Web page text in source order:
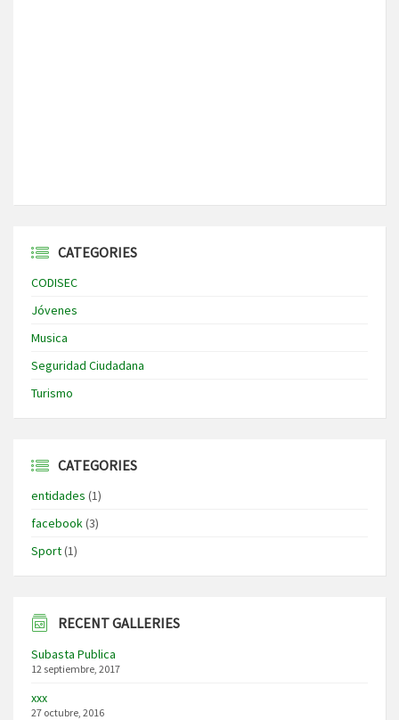
CATEGORIES
CODISEC
Jóvenes
Musica
Seguridad Ciudadana
Turismo
CATEGORIES
entidades (1)
facebook(3)
Sport(1)
RECENT GALLERIES
Subasta Publica
12 septiembre, 2017
xxx
27 octubre, 2016